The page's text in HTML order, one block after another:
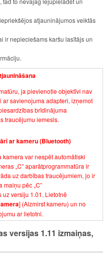
atjauninājumos veiktās
ir nepieciešams karšu lasītājs un
ja pievienotie objektīvi nav
ar savienojuma adapteri, izņemot
brīdinājuma
traucējumu iemesls.
ar kameru (Bluetooth)
var nespēt automātiski
„C” aparātprogrammatūra ir
uz darbības traucējumiem, jo ir
pēc „C”
versiju 1.01. Lietotnē
] (Aizmirst kameru) un no
ar lietotni.
versijas 1.11 izmaiņas,